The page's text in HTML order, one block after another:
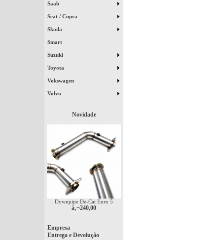
Saab
Seat / Cupra
Skoda
Smart
Suzuki
Toyota
Vokswagen
Volvo
Novidade
Downpipe De-Cat Euro 5
â‚¬240,00
Empresa
Entrega e Devolução